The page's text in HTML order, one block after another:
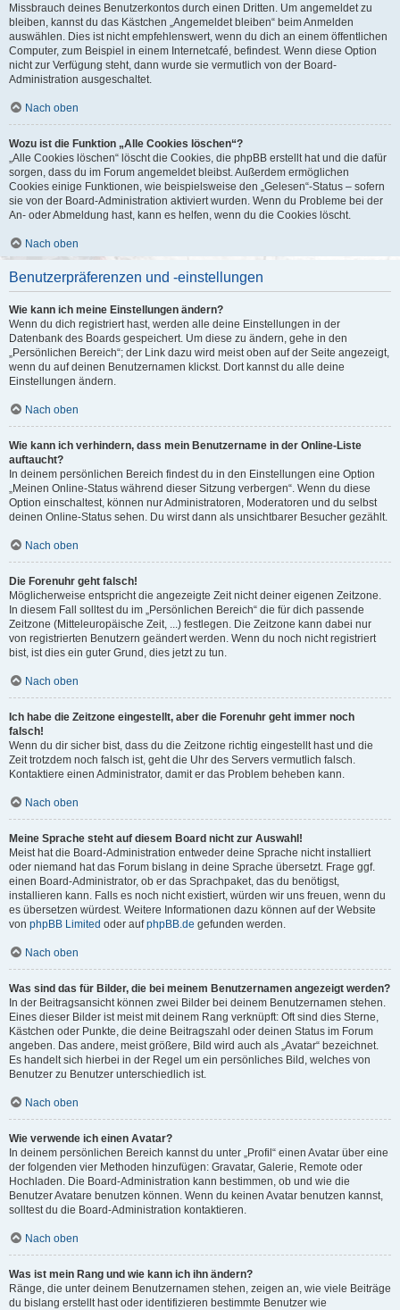
Missbrauch deines Benutzerkontos durch einen Dritten. Um angemeldet zu
bleiben, kannst du das Kästchen „Angemeldet bleiben“ beim Anmelden
auswählen. Dies ist nicht empfehlenswert, wenn du dich an einem öffentlichen
Computer, zum Beispiel in einem Internetcafé, befindest. Wenn diese Option
nicht zur Verfügung steht, dann wurde sie vermutlich von der Board-
Administration ausgeschaltet.
Nach oben
Wozu ist die Funktion „Alle Cookies löschen“?
„Alle Cookies löschen“ löscht die Cookies, die phpBB erstellt hat und die dafür
sorgen, dass du im Forum angemeldet bleibst. Außerdem ermöglichen
Cookies einige Funktionen, wie beispielsweise den „Gelesen“-Status – sofern
sie von der Board-Administration aktiviert wurden. Wenn du Probleme bei der
An- oder Abmeldung hast, kann es helfen, wenn du die Cookies löscht.
Nach oben
Benutzerpräferenzen und -einstellungen
Wie kann ich meine Einstellungen ändern?
Wenn du dich registriert hast, werden alle deine Einstellungen in der
Datenbank des Boards gespeichert. Um diese zu ändern, gehe in den
„Persönlichen Bereich“; der Link dazu wird meist oben auf der Seite angezeigt,
wenn du auf deinen Benutzernamen klickst. Dort kannst du alle deine
Einstellungen ändern.
Nach oben
Wie kann ich verhindern, dass mein Benutzername in der Online-Liste
auftaucht?
In deinem persönlichen Bereich findest du in den Einstellungen eine Option
„Meinen Online-Status während dieser Sitzung verbergen“. Wenn du diese
Option einschaltest, können nur Administratoren, Moderatoren und du selbst
deinen Online-Status sehen. Du wirst dann als unsichtbarer Besucher gezählt.
Nach oben
Die Forenuhr geht falsch!
Möglicherweise entspricht die angezeigte Zeit nicht deiner eigenen Zeitzone.
In diesem Fall solltest du im „Persönlichen Bereich“ die für dich passende
Zeitzone (Mitteleuropäische Zeit, ...) festlegen. Die Zeitzone kann dabei nur
von registrierten Benutzern geändert werden. Wenn du noch nicht registriert
bist, ist dies ein guter Grund, dies jetzt zu tun.
Nach oben
Ich habe die Zeitzone eingestellt, aber die Forenuhr geht immer noch
falsch!
Wenn du dir sicher bist, dass du die Zeitzone richtig eingestellt hast und die
Zeit trotzdem noch falsch ist, geht die Uhr des Servers vermutlich falsch.
Kontaktiere einen Administrator, damit er das Problem beheben kann.
Nach oben
Meine Sprache steht auf diesem Board nicht zur Auswahl!
Meist hat die Board-Administration entweder deine Sprache nicht installiert
oder niemand hat das Forum bislang in deine Sprache übersetzt. Frage ggf.
einen Board-Administrator, ob er das Sprachpaket, das du benötigst,
installieren kann. Falls es noch nicht existiert, würden wir uns freuen, wenn du
es übersetzen würdest. Weitere Informationen dazu können auf der Website
von phpBB Limited oder aufphpBB.de gefunden werden.
Nach oben
Was sind das für Bilder, die bei meinem Benutzernamen angezeigt werden?
In der Beitragsansicht können zwei Bilder bei deinem Benutzernamen stehen.
Eines dieser Bilder ist meist mit deinem Rang verknüpft: Oft sind dies Sterne,
Kästchen oder Punkte, die deine Beitragszahl oder deinen Status im Forum
angeben. Das andere, meist größere, Bild wird auch als „Avatar“ bezeichnet.
Es handelt sich hierbei in der Regel um ein persönliches Bild, welches von
Benutzer zu Benutzer unterschiedlich ist.
Nach oben
Wie verwende ich einen Avatar?
In deinem persönlichen Bereich kannst du unter „Profil“ einen Avatar über eine
der folgenden vier Methoden hinzufügen: Gravatar, Galerie, Remote oder
Hochladen. Die Board-Administration kann bestimmen, ob und wie die
Benutzer Avatare benutzen können. Wenn du keinen Avatar benutzen kannst,
solltest du die Board-Administration kontaktieren.
Nach oben
Was ist mein Rang und wie kann ich ihn ändern?
Ränge, die unter deinem Benutzernamen stehen, zeigen an, wie viele Beiträge
du bislang erstellt hast oder identifizieren bestimmte Benutzer wie